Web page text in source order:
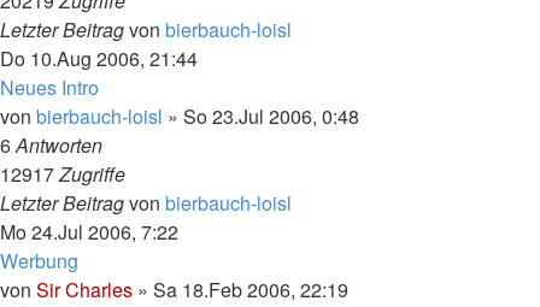
Letzter Beitragvon bierbauch-loisl
Do 10.Aug 2006, 21:44
Neues Intro
von bierbauch-loisl » So 23.Jul 2006, 0:48
6Antworten
12917Zugriffe
Letzter Beitragvon bierbauch-loisl
Mo 24.Jul 2006, 7:22
Werbung
von Sir Charles » Sa 18.Feb 2006, 22:19